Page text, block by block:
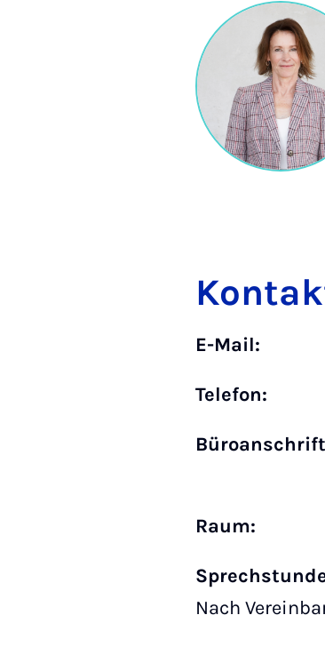
E-Mail:
Telefon:
Raum:
Nach